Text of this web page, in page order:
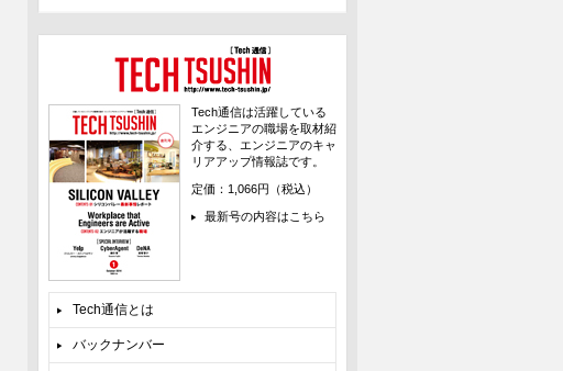
Tech通信は活躍している
エンジニアの職場を取材紹
介する、エンジニアのキャ
リアアップ情報誌です。
定価：1,066円（税込）
最新号の内容はこちら
Tech通信とは
バックナンバー